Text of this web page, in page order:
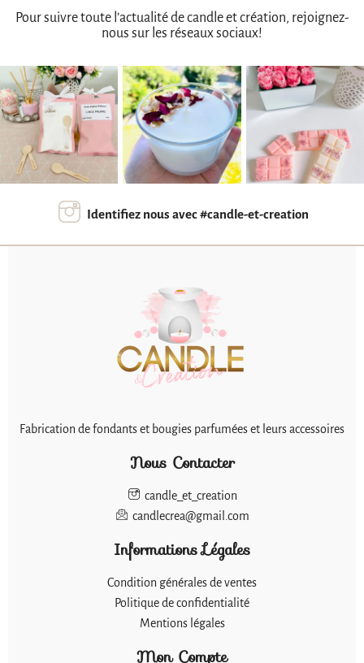
Pour suivre toute l’actualité de candle et création, rejoignez-
nous sur les réseaux sociaux!
Identifiez nous avec #candle-et-creation
Fabrication de fondants et bougies parfumées et leurs accessoires
Nous Contacter
candle_et_creation
candlecrea@gmail.com
Informations Légales
Condition générales de ventes
Politique de confidentialité
Mentions légales
Mon Compte